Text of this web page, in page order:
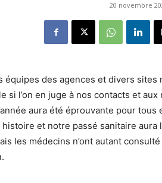
20 novembre
équipes des agences et divers sites
l’on en juge à nos contacts et
aura été éprouvante pour tous
et notre passé sanitaire aura
les médecins n’ont autant